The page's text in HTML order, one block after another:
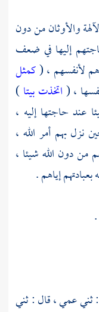
والأوثان من دون
إليها في ضعف
لأنفسهم ، (كمثل
، (اتخذت بيتا)
عند حاجتها إليه ،
نزل بهم أمر الله ،
من دون الله شيئا ،
إياهم .
.
ثني عمي ، قال : ثني